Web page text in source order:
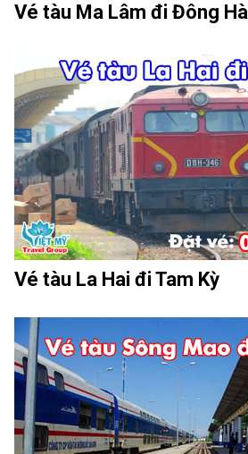
Vé tàu Ma Lâm đi Đông Hà
Vé tàu La Hai đi Tam Kỳ